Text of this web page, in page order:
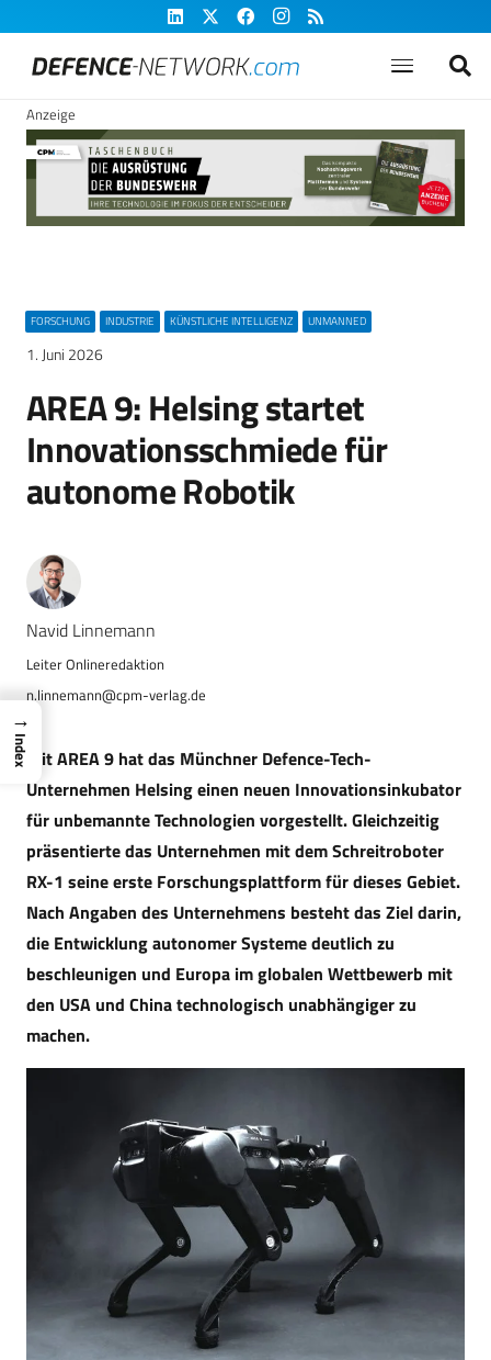
Anzeige
FORSCHUNG INDUSTRIE KÜNSTLICHE INTELLIGENZ UNMANNED
1. Juni 2026
AREA 9: Helsing startet
Innovationsschmiede für
autonome Robotik
Navid Linnemann
n.linnemann@cpm-verlag.de
Mit AREA 9 hat das Münchner Defence-Tech-
Unternehmen Helsingeinen neuen Innovationsinkubator
für unbemannte Technologien vorgestellt. Gleichzeitig
präsentierte das Unternehmen mit dem Schreitroboter
RX-1 seine erste Forschungsplattform für dieses Gebiet.
Nach Angaben des Unternehmens besteht das Ziel darin,
die Entwicklung autonomer Systeme deutlich zu
beschleunigen und Europa im globalen Wettbewerb mit
den USA und China technologisch unabhängiger zu
machen.
→
Index